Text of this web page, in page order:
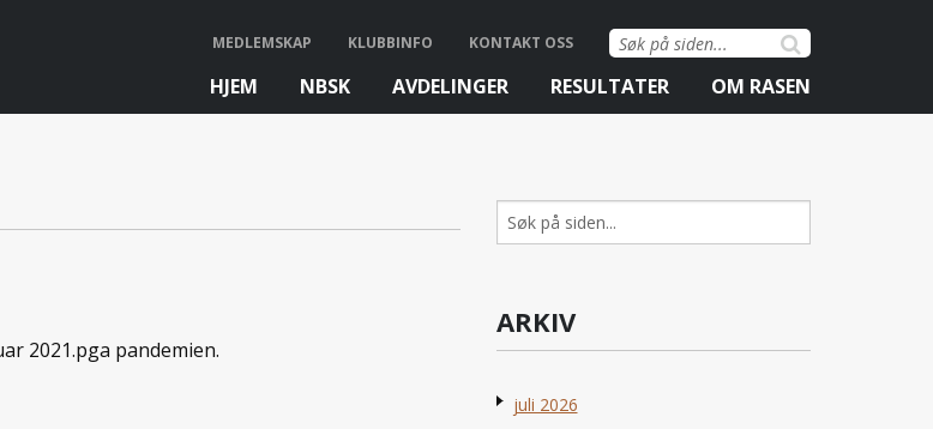
Søk
etter:
MEDLEMSKAP KLUBBINFO KONTAKT OSS
HJEM NBSK AVDELINGER RESULTATER OM RASEN
2021.pga pandemien.
Søk
etter:
ARKIV
juli 2026